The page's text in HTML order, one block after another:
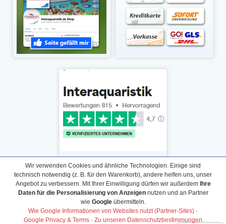
Daten­schutz­erklärung
Widerrufs­recht /Widerrufs­formular
Wir verwenden Cookies und ähnliche Technologien. Einige sind
technisch notwendig (z. B. für den Warenkorb), andere helfen uns, unser
Angebot zu verbessern. Mit Ihrer Einwilligung dürfen wir außerdem Ihre
Daten für die Personalisierung von Anzeigennutzen und an Partner
wie Googleübermitteln.
Wie Google Informationen von Websites nutzt (Partner-Sites) ·
Google Privacy & Terms · Zu unseren Datenschutzbestimmungen